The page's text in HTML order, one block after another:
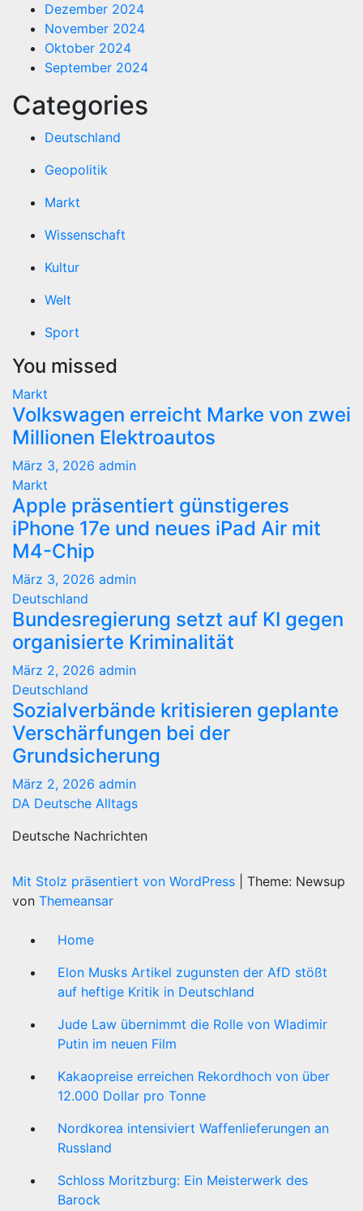
Dezember 2024
November 2024
Oktober 2024
September 2024
Categories
Deutschland
Geopolitik
Markt
Wissenschaft
Kultur
Welt
Sport
You missed
Markt
Volkswagen erreicht Marke von zwei
Millionen Elektroautos
März 3, 2026 admin
Markt
Apple präsentiert günstigeres
iPhone 17e und neues iPad Air mit
M4-Chip
März 3, 2026 admin
Deutschland
Bundesregierung setzt auf KI gegen
organisierte Kriminalität
März 2, 2026 admin
Deutschland
Sozialverbände kritisieren geplante
Verschärfungen bei der
Grundsicherung
März 2, 2026 admin
DA Deutsche Alltags
Deutsche Nachrichten
Mit Stolz präsentiert von WordPress
Theme: Newsup
von Themeansar
Home
Elon Musks Artikel zugunsten der AfD stößt
auf heftige Kritik in Deutschland
Jude Law übernimmt die Rolle von Wladimir
Putin im neuen Film
Kakaopreise erreichen Rekordhoch von über
12.000 Dollar pro Tonne
Nordkorea intensiviert Waffenlieferungen an
Russland
Schloss Moritzburg: Ein Meisterwerk des
Barock